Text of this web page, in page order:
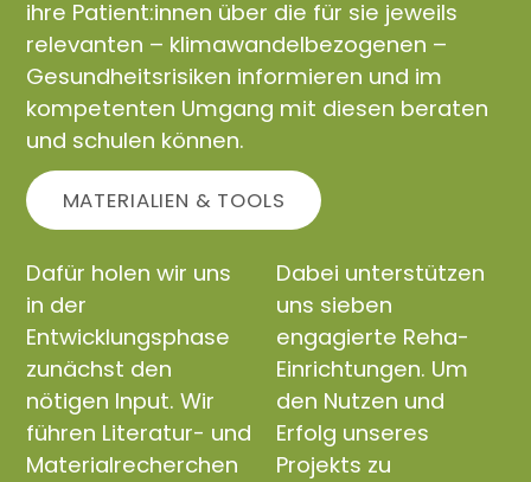
ihre Patient:innen über die für sie jeweils
relevanten – klimawandelbezogenen –
Gesundheitsrisiken informieren und im
kompetenten Umgang mit diesen beraten
und schulen können.
MATERIALIEN & TOOLS
Dafür holen wir uns
in der
Entwicklungsphase
zunächst den
nötigen Input. Wir
führen Literatur- und
Materialrecherchen
Dabei unterstützen
uns sieben
engagierte Reha-
Einrichtungen. Um
den Nutzen und
Erfolg unseres
Projekts zu